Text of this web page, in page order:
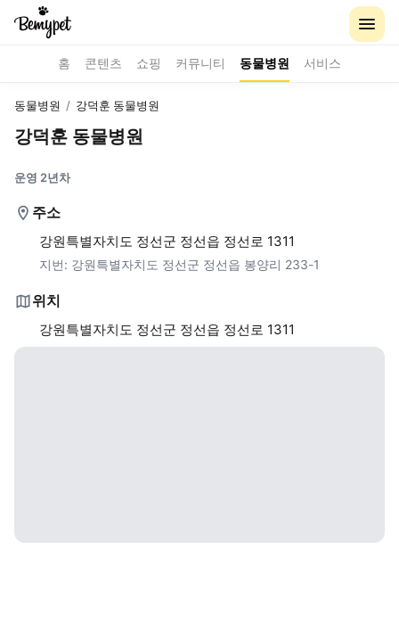
홈 콘텐츠 쇼핑 커뮤니티 동물병원 서비스
동물병원 / 강덕훈 동물병원
강덕훈 동물병원
운영 2년차
주소
강원특별자치도 정선군 정선읍 정선로 1311
지번: 강원특별자치도 정선군 정선읍 봉양리 233-1
위치
강원특별자치도 정선군 정선읍 정선로 1311